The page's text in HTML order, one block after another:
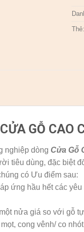
GỖ CAO
nghiệp dòng Cửa Gỗ
tiêu dùng, đặc biệt
có Ưu điểm sau:
ứng hầu hết các
nửa giá so với gỗ
cong vênh/ co